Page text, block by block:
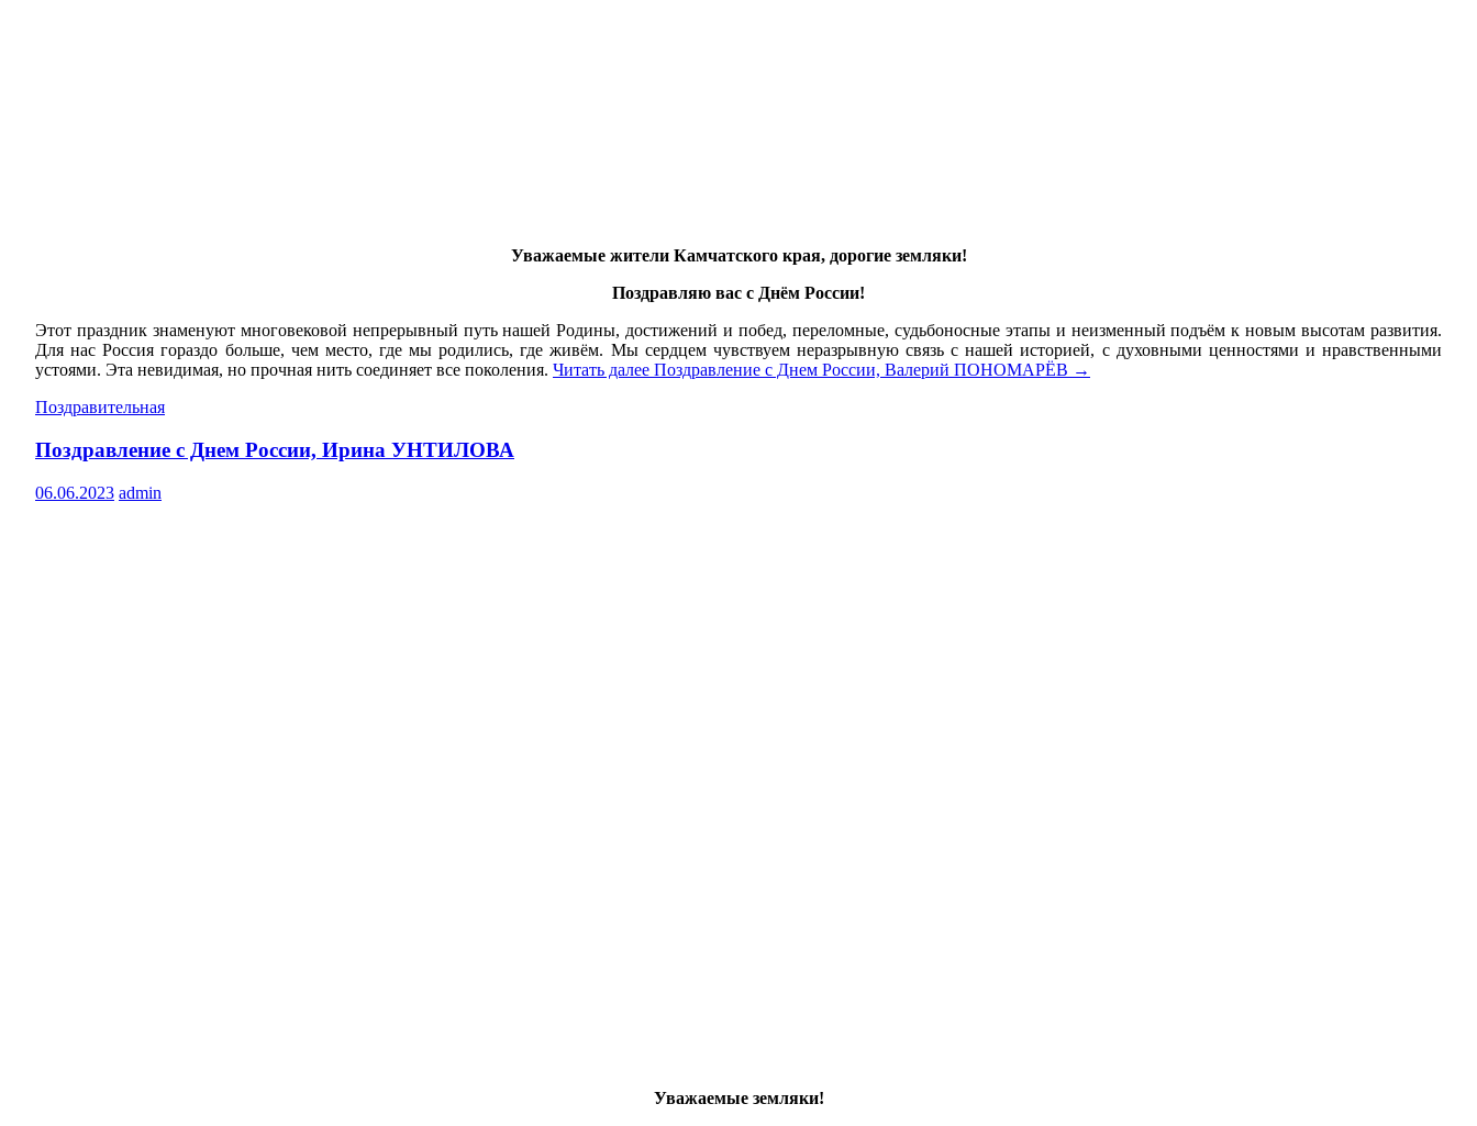
Уважаемые жители Камчатского края, дорогие земляки!
Поздравляю вас с Днём России!
Этот праздник знаменуют многовековой непрерывный путь нашей Родины, достижений и побед, переломные, судьбоносные этапы и неизменный подъём к новым высотам развития.
Для нас Россия гораздо больше, чем место, где мы родились, где живём. Мы сердцем чувствуем неразрывную связь с нашей историей, с духовными ценностями и нравственными
устоями. Эта невидимая, но прочная нить соединяет все поколения. Читать далее Поздравление с Днем России, Валерий ПОНОМАРЁВ →
Поздравительная
Поздравление с Днем России, Ирина УНТИЛОВА
06.06.2023 admin
Уважаемые земляки!